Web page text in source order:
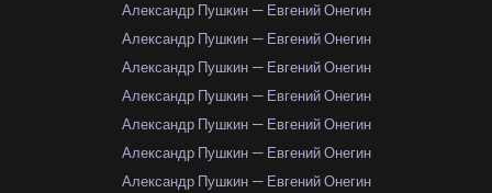
Александр Пушкин — Евгений Онегин
Александр Пушкин — Евгений Онегин
Александр Пушкин — Евгений Онегин
Александр Пушкин — Евгений Онегин
Александр Пушкин — Евгений Онегин
Александр Пушкин — Евгений Онегин
Александр Пушкин — Евгений Онегин